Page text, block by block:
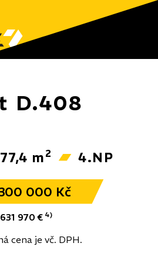
D.408
77,4 m 2 4.NP
000 Kč
631 970 € 4)
cena je vč. DPH.